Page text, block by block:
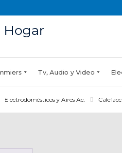
Tv, Audio y Video
Electrodomésticos y Aires Ac.